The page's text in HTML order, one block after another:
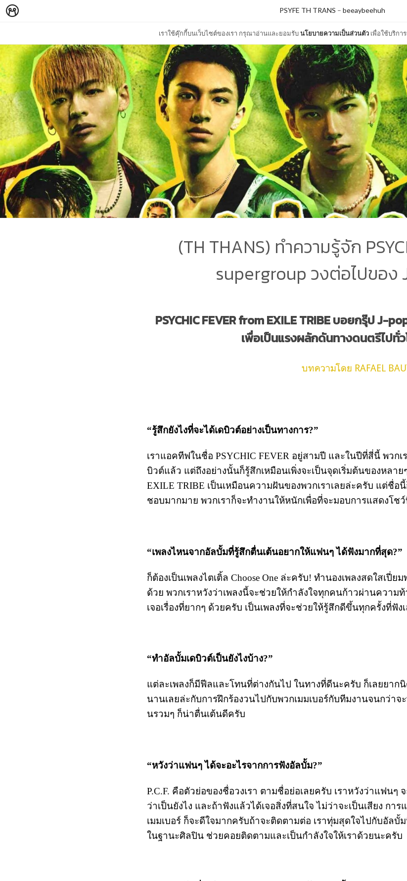
เราใช้คุ๊กกี้บนเว็บไซต์ของเรา กรุณาอ่านและยอมรับนโยบายความเป็นส่วนตัว เพื่อใช้บริกา
PSYFE TH TRANS – beeaybeehuh
(TH THANS) ทำความรู้จัก
supergroup วงต่อไปของ
PSYCHIC FEVER from EXILE TRIBE บอยกรุ๊ป J-
เพื่อเป็นแรงผลักดันทางดนตรีไปทั่
บทความโดย RAFAEL
“รู้สึกยังไงที่จะได้เดบิวต์อย่างเป็นทางการ?”
เราแอคทีฟในชื่อ PSYCHIC FEVER อยู่สามปี และในปีที่สี่นี้ พวกเ
บิวต์แล้ว แต่ถึงอย่างนั้นก็รู้สึกเหมือนเพิ่งจะเป็นจุดเริ่มต้นของหลาย
EXILE TRIBE เป็นเหมือนความฝันของพวกเราเลยล่ะครับ แต่ชื่
ชอบมากมาย พวกเราก็จะทำงานให้หนักเพื่อที่จะมอบการแสดงโช
“เพลงไหนจากอัลบั้มที่รู้สึกตื่นเต้นอยากให้แฟนๆ ได้ฟังมากที่สุด?”
ก็ต้องเป็นเพลงไตเติ้ล Choose One ล่ะครับ! ทำนองเพลงสดใสเปี่ย
ด้วย พวกเราหวังว่าเพลงนี้จะช่วยให้กำลังใจทุกคนก้าวผ่านความ
เจอเรื่องที่ยากๆ ด้วยครับ เป็นเพลงที่จะช่วยให้รู้สึกดีขึ้นทุกครั้งที่ฟัง
“ทำอัลบั้มเดบิวต์เป็นยังไงบ้าง?”
แต่ละเพลงก็มีฟีลและโทนที่ต่างกันไป ในทางที่ดีนะครับ ก็เลยยาก
นานเลยล่ะกับการฝึกร้องวนไปกับพวกเมมเบอร์กับทีมงานจนกว่าจ
นรวมๆ ก็น่าตื่นเต้นดีครับ
“หวังว่าแฟนๆ ได้จะอะไรจากการฟังอัลบั้ม?”
P.C.F. คือตัวย่อของชื่อวงเรา ตามชื่อย่อเลยครับ เราหวังว่าแฟนๆ
ว่าเป็นยังไง และถ้าฟังแล้วได้เจอสิ่งที่สนใจ ไม่ว่าจะเป็นเสียง กา
เมมเบอร์ ก็จะดีใจมากครับถ้าจะติดตามต่อ เราทุ่มสุดใจไปกับอัล
ในฐานะศิลปิน ช่วยคอยติดตามและเป็นกำลังใจให้เราด้วยนะครับ